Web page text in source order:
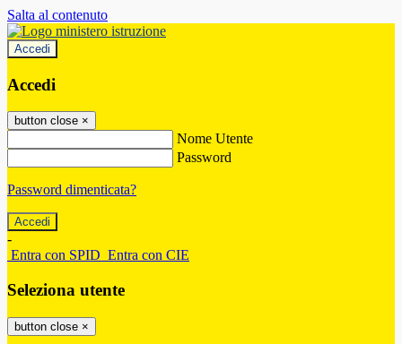
Salta al contenuto
Accedi
Accedi
button close ×
Nome Utente
Password
Password dimenticata?
-
Entra con SPID Entra con CIE
Seleziona utente
button close ×